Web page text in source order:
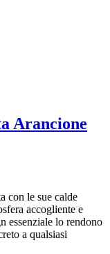
Arancione
con le sue calde
accogliente e
essenziale lo rendono
a qualsiasi